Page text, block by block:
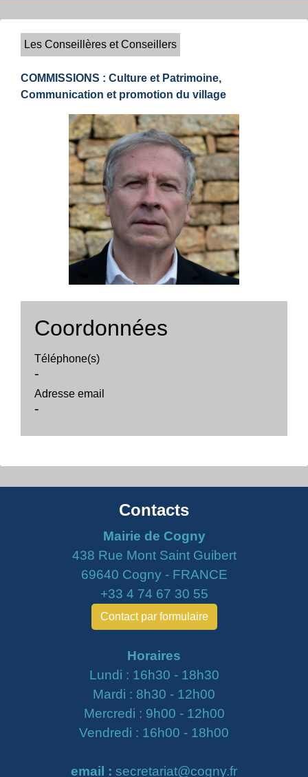
Les Conseillères et Conseillers
COMMISSIONS : Culture et Patrimoine,
Communication et promotion du village
Coordonnées
Téléphone(s)
-
Adresse email
-
Contacts
Mairie de Cogny
438 Rue Mont Saint Guibert
69640 Cogny - FRANCE
+33 4 74 67 30 55
Contact par formulaire
Horaires
Lundi : 16h30 - 18h30
Mardi : 8h30 - 12h00
Mercredi : 9h00 - 12h00
Vendredi : 16h00 - 18h00
email : secretariat@cogny.fr